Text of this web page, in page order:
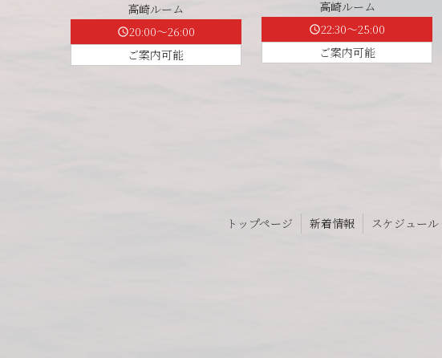
高崎ルーム
schedule20:00～26:00
ご案内可能
高崎ルーム
schedule22:30～25:00
ご案内可能
トップページ 新着情報 スケジュール